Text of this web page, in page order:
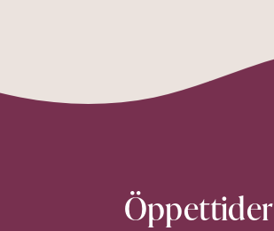
Öppettider